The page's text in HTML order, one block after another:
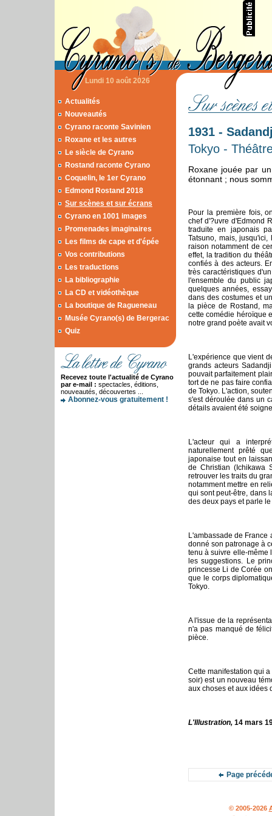
Lundi 10 août 2026
Actualités
Nouveautés
Cyrano raconte Savinien
Roxane et les autres
Le siècle de Cyrano
Rostand raconte Cyrano
Coquelin, le 1er Cyrano
Edmond Rostand 2018
Sur scènes et sur écrans
Cyrano en 1001 images
Promenades imaginaires
Les films de cape et d'épée
Vos contributions
Les traductions
La bibliographie
La CD et vidéothèque
La boutique de Ragueneau
Musée Cyrano(s) de Bergerac
Quiz
Recevez toute l'actualité de Cyrano
par e-mail : spectacles, éditions,
nouveautés, découvertes ...
Abonnez-vous gratuitement !
1931 -
Tokyo -
Roxane jouée par
étonnant ; nous
Pour la première fois,
chef d'?uvre d'Edmond
traduite en japonais
Tatsuno, mais,
raison notamment de
effet, la tradition du
confiés à des acteurs.
très caractéristiques
l'ensemble du public
quelques années,
dans des costumes et
la pièce de Rostand,
cette comédie héroïque
notre grand poète avait
L'expérience que vient
grands acteurs
pouvait parfaitement
tort de ne pas faire
de Tokyo. L'action,
s'est déroulée dans un
détails avaient été
L'acteur qui a
naturellement prêté
japonaise tout en
de Christian (Ichikawa
retrouver les traits du
notamment mettre en
qui sont peut-être, dans
des deux pays et parle
L'ambassade de France
donné son patronage à
tenu à suivre elle-même
les suggestions. Le
princesse Li de Corée
que le corps
Tokyo.
A l'issue de la
n'a pas manqué de
pièce.
Cette manifestation qui
soir) est un nouveau
aux choses et aux idées
L'Illustration, 14 mars
Page
© 2005-2026